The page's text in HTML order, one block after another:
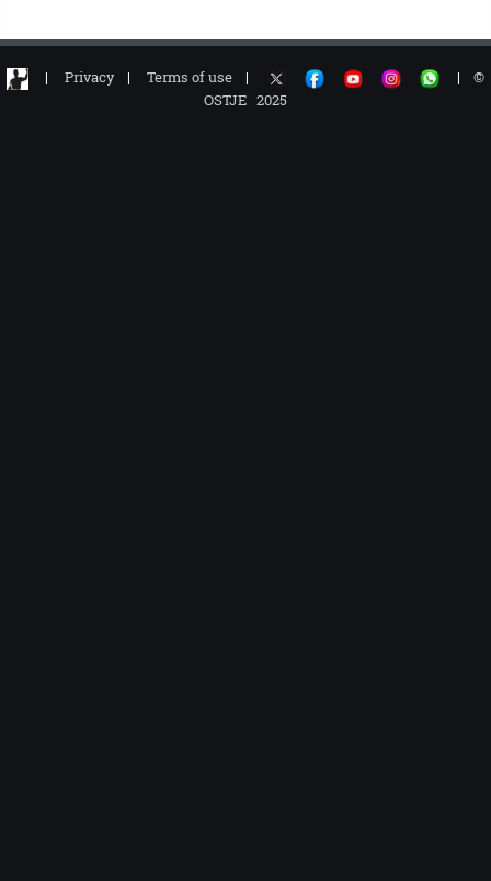
| Privacy | Terms of use | | ©
OSTJE 2025